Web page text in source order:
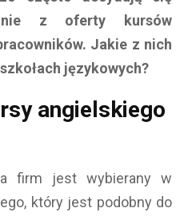
z oferty kursów
Jakie z nich
językowych?
angielskiego
firm jest wybierany w
który jest podobny do